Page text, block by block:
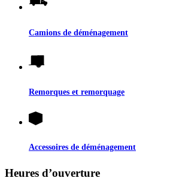
Camions de déménagement
Remorques et remorquage
Accessoires de déménagement
Heures d’ouverture